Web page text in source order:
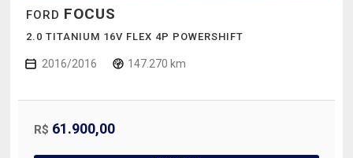
FORD FOCUS
2.0 TITANIUM 16V FLEX 4P POWERSHIFT
2016/2016 147.270 km
R$ 61.900,00